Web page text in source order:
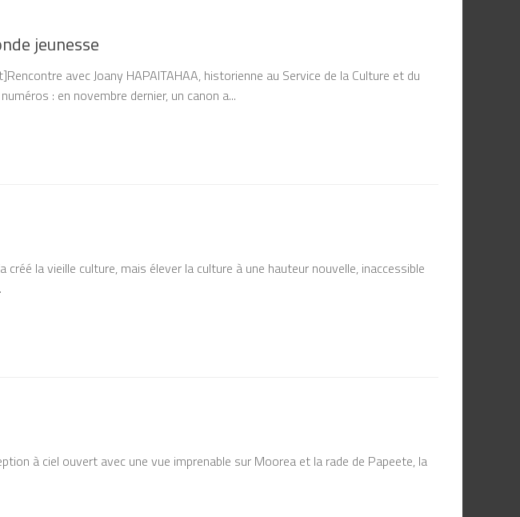
jeunesse
avec Joany HAPAITAHAA, historienne au Service de la Culture et du
: en novembre dernier, un canon a...
la vieille culture, mais élever la culture à une hauteur nouvelle, inaccessible
à ciel ouvert avec une vue imprenable sur Moorea et la rade de Papeete, la